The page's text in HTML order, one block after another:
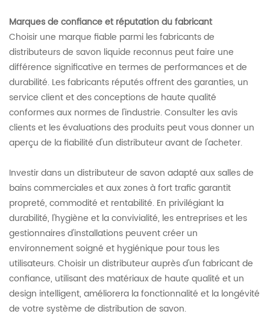
Marques de confiance et réputation du fabricant
Choisir une marque fiable parmi les fabricants de
distributeurs de savon liquide reconnus peut faire une
différence significative en termes de performances et de
durabilité. Les fabricants réputés offrent des garanties, un
service client et des conceptions de haute qualité
conformes aux normes de l'industrie. Consulter les avis
clients et les évaluations des produits peut vous donner un
aperçu de la fiabilité d'un distributeur avant de l'acheter.
Investir dans un distributeur de savon adapté aux salles de
bains commerciales et aux zones à fort trafic garantit
propreté, commodité et rentabilité. En privilégiant la
durabilité, l'hygiène et la convivialité, les entreprises et les
gestionnaires d'installations peuvent créer un
environnement soigné et hygiénique pour tous les
utilisateurs. Choisir un distributeur auprès d'un fabricant de
confiance, utilisant des matériaux de haute qualité et un
design intelligent, améliorera la fonctionnalité et la longévité
de votre système de distribution de savon.